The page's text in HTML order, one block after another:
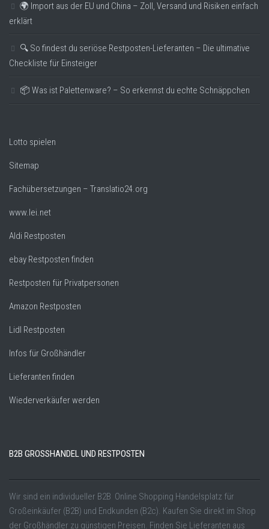
🌍 Import aus der EU und China – Zoll, Versand und Risiken einfach
erklärt
🔍 So findest du seriöse Restposten-Lieferanten – Die ultimative
Checkliste für Einsteiger
📦 Was ist Palettenware? – So erkennst du echte Schnäppchen
Lotto spielen
Sitemap
Fachübersetzungen – Translatio24.org
www.lei.net
Aldi Restposten
ebay Restposten finden
Restposten für Privatpersonen
Amazon Restposten
Lidl Restposten
Infos für Großhändler
Lieferanten finden
Wiederverkäufer werden
B2B GROSSHANDEL UND RESTPOSTEN
Wir sind ein individueller B2B Online Shopping Handelsplatz für
Großeinkäufer (B2B) und Endkunden (B2c). Kaufen Sie direkt im Shop
der Großhändler zu günstigen Preisen. Finden Sie Lieferanten aus